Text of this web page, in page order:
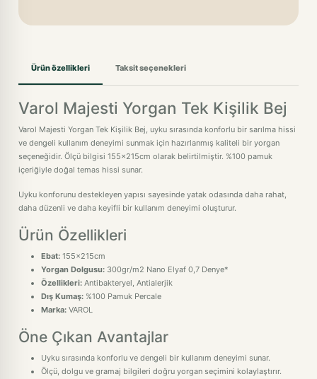
Ürün özellikleri Taksit seçenekleri
Varol Majesti Yorgan Tek Kişilik Bej
Varol Majesti Yorgan Tek Kişilik Bej, uyku sırasında konforlu bir sarılma hissi
ve dengeli kullanım deneyimi sunmak için hazırlanmış kaliteli bir yorgan
seçeneğidir. Ölçü bilgisi 155x215cm olarak belirtilmiştir. %100 pamuk
içeriğiyle doğal temas hissi sunar.
Uyku konforunu destekleyen yapısı sayesinde yatak odasında daha rahat,
daha düzenli ve daha keyifli bir kullanım deneyimi oluşturur.
Ürün Özellikleri
Ebat: 155x215cm
Yorgan Dolgusu: 300gr/m2 Nano Elyaf 0,7 Denye*
Özellikleri: Antibakteryel, Antialerjik
Dış Kumaş: %100 Pamuk Percale
Marka: VAROL
Öne Çıkan Avantajlar
Uyku sırasında konforlu ve dengeli bir kullanım deneyimi sunar.
Ölçü, dolgu ve gramaj bilgileri doğru yorgan seçimini kolaylaştırır.